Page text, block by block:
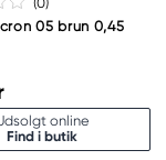
05 brun 0,45
online
Find i butik